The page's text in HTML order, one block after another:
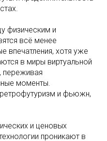
физическим и
всё менее
впечатления, хотя уже
в миры виртуальной
переживая
моменты.
и фьюжн,
и ценовых
проникают в